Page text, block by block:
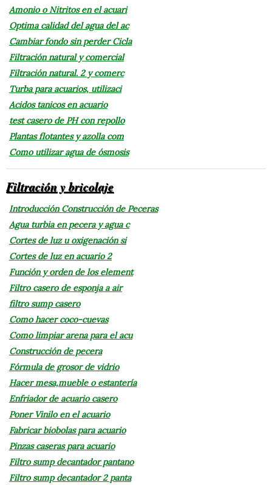
Amonio o Nitritos en el acuari
Optima calidad del agua del ac
Cambiar fondo sin perder Cicla
Filtración natural y comercial
Filtración natural. 2 y comerc
Turba para acuarios, utilizaci
Acidos tanicos en acuario
test casero de PH con repollo
Plantas flotantes y azolla com
Como utilizar agua de ósmosis
Filtración y bricolaje
Introducción Construcción de Peceras
Agua turbia en pecera y agua c
Cortes de luz u oxigenación si
Cortes de luz en acuario 2
Función y orden de los element
Filtro casero de esponja a air
filtro sump casero
Como hacer coco-cuevas
Como limpiar arena para el acu
Construcción de pecera
Fórmula de grosor de vidrio
Hacer mesa,mueble o estantería
Enfriador de acuario casero
Poner Vinilo en el acuario
Fabricar biobolas para acuario
Pinzas caseras para acuario
Filtro sump decantador pantano
Filtro sump decantador 2 panta